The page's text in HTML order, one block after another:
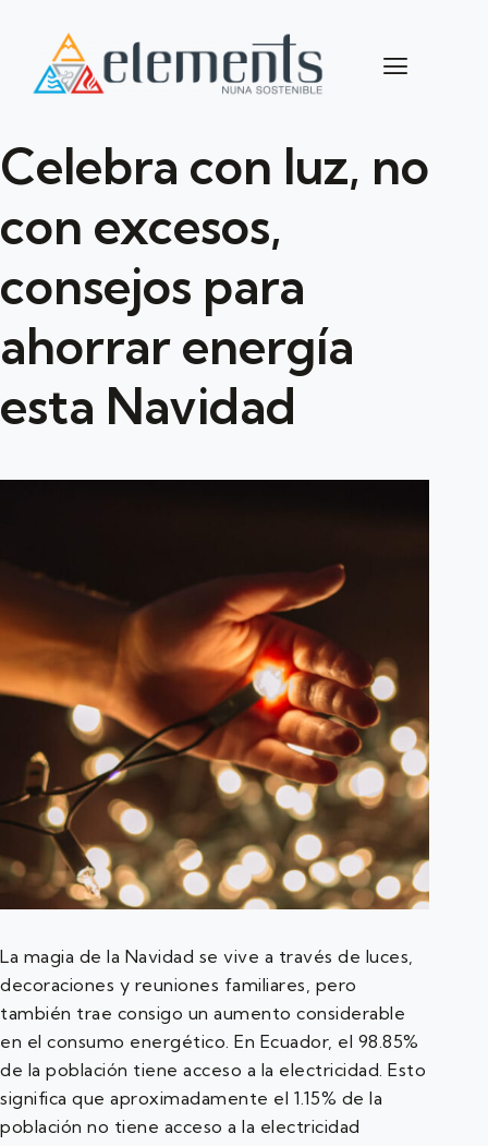
Celebra con luz, no
con excesos,
consejos para
ahorrar energía
esta Navidad
La magia de la Navidad se vive a través de luces,
decoraciones y reuniones familiares, pero
también trae consigo un aumento considerable
en el consumo energético. En Ecuador, el 98.85%
de la población tiene acceso a la electricidad. Esto
significa que aproximadamente el 1.15% de la
población no tiene acceso a la electricidad